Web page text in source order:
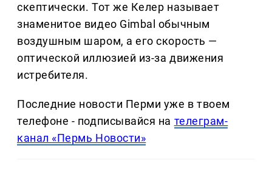
скептически. Тот же Келер называет
знаменитое видео Gimbal обычным
воздушным шаром, а его скорость —
оптической иллюзией из-за движения
истребителя.
Последние новости Перми уже в твоем
телефоне - подписывайся на телеграм-
канал «Пермь Новости»